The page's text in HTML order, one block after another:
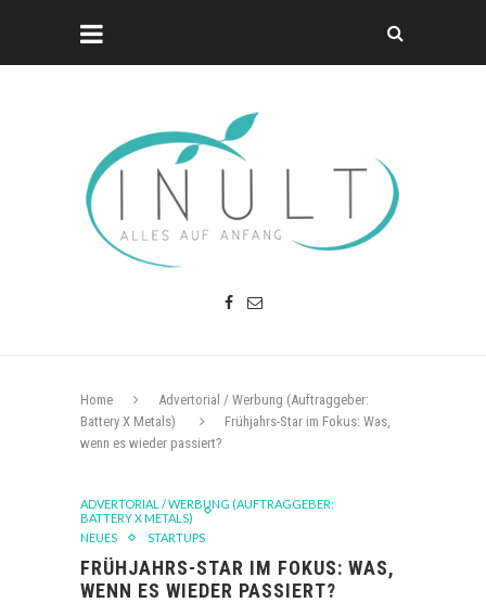
Home
Advertorial / Werbung (Auftraggeber:
Battery X Metals)
Frühjahrs-Star im Fokus: Was,
wenn es wieder passiert?
ADVERTORIAL / WERBUNG (AUFTRAGGEBER:
BATTERY X METALS)
NEUES
STARTUPS
FRÜHJAHRS-STAR IM FOKUS: WAS,
WENN ES WIEDER PASSIERT?